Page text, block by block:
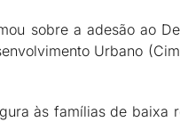
sobre a adesão ao
Urbano
às famílias de